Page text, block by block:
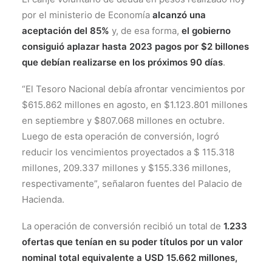
por el ministerio de Economía alcanzó una
aceptación del 85% y, de esa forma, el gobierno
consiguió aplazar hasta 2023 pagos por $2 billones
que debían realizarse en los próximos 90 días.
“El Tesoro Nacional debía afrontar vencimientos por
$615.862 millones en agosto, en $1.123.801 millones
en septiembre y $807.068 millones en octubre.
Luego de esta operación de conversión, logró
reducir los vencimientos proyectados a $ 115.318
millones, 209.337 millones y $155.336 millones,
respectivamente”, señalaron fuentes del Palacio de
Hacienda.
La operación de conversión recibió un total de 1.233
ofertas que tenían en su poder títulos por un valor
nominal total equivalente a USD 15.662 millones,